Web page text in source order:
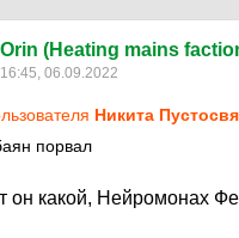
Orin (Heating mains
16:45, 06.09.2022
Никита
порвал
он какой, Нейромонах